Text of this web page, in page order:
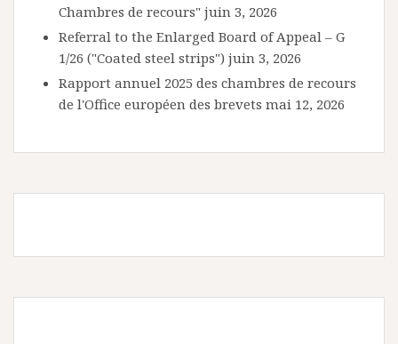
Chambres de recours" juin 3, 2026
Referral to the Enlarged Board of Appeal – G
1/26 ("Coated steel strips") juin 3, 2026
Rapport annuel 2025 des chambres de recours
de l'Office européen des brevets mai 12, 2026